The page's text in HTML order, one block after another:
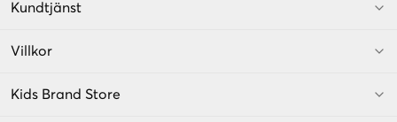
Kundtjänst
Villkor
Kids Brand Store